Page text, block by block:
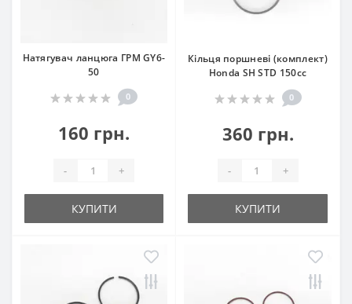
Натягувач ланцюга ГРМ GY6-
50
0
160 грн.
- +
КУПИТИ
Кільця поршневі (комплект)
Honda SH STD 150cc
0
360 грн.
- +
КУПИТИ